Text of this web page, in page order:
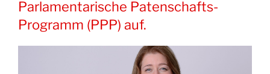
Parlamentarische Patenschafts-
Programm (PPP) auf.